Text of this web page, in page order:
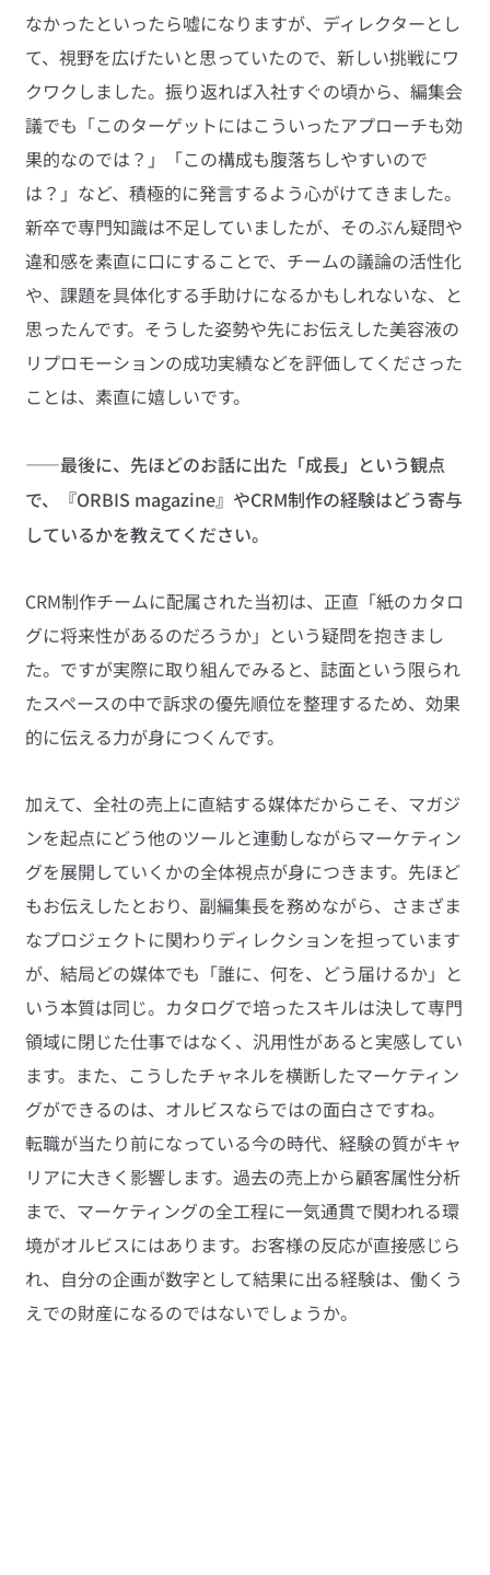
なかったといったら嘘になりますが、ディレクターとし
て、視野を広げたいと思っていたので、新しい挑戦にワ
クワクしました。振り返れば入社すぐの頃から、編集会
議でも「このターゲットにはこういったアプローチも効
果的なのでは？」「この構成も腹落ちしやすいので
は？」など、積極的に発言するよう心がけてきました。
新卒で専門知識は不足していましたが、そのぶん疑問や
違和感を素直に口にすることで、チームの議論の活性化
や、課題を具体化する手助けになるかもしれないな、と
思ったんです。そうした姿勢や先にお伝えした美容液の
リプロモーションの成功実績などを評価してくださった
ことは、素直に嬉しいです。
——最後に、先ほどのお話に出た「成長」という観点
で、『ORBIS magazine』やCRM制作の経験はどう寄与
しているかを教えてください。
CRM制作チームに配属された当初は、正直「紙のカタロ
グに将来性があるのだろうか」という疑問を抱きまし
た。ですが実際に取り組んでみると、誌面という限られ
たスペースの中で訴求の優先順位を整理するため、効果
的に伝える力が身につくんです。
加えて、全社の売上に直結する媒体だからこそ、マガジ
ンを起点にどう他のツールと連動しながらマーケティン
グを展開していくかの全体視点が身につきます。先ほど
もお伝えしたとおり、副編集長を務めながら、さまざま
なプロジェクトに関わりディレクションを担っています
が、結局どの媒体でも「誰に、何を、どう届けるか」と
いう本質は同じ。カタログで培ったスキルは決して専門
領域に閉じた仕事ではなく、汎用性があると実感してい
ます。また、こうしたチャネルを横断したマーケティン
グができるのは、オルビスならではの面白さですね。
転職が当たり前になっている今の時代、経験の質がキャ
リアに大きく影響します。過去の売上から顧客属性分析
まで、マーケティングの全工程に一気通貫で関われる環
境がオルビスにはあります。お客様の反応が直接感じら
れ、自分の企画が数字として結果に出る経験は、働くう
えでの財産になるのではないでしょうか。